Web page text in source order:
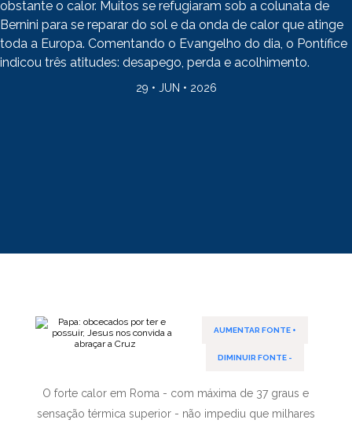
obstante o calor. Muitos se refugiaram sob a colunata de
Bernini para se reparar do sol e da onda de calor que atinge
toda a Europa. Comentando o Evangelho do dia, o Pontífice
indicou três atitudes: desapego, perda e acolhimento.
29 • JUN • 2026
AUMENTAR FONTE +
DIMINUIR FONTE -
O forte calor em Roma - com máxima de 37 graus e
sensação térmica superior - não impediu que milhares